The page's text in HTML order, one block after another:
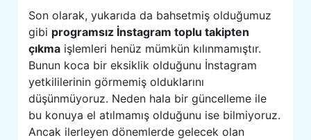
Son olarak, yukarıda da bahsetmiş olduğumuz
gibi programsız İnstagram toplu takipten
çıkma işlemleri henüz mümkün kılınmamıştır.
Bunun koca bir eksiklik olduğunu İnstagram
yetkililerinin görmemiş olduklarını
düşünmüyoruz. Neden hala bir güncelleme ile
bu konuya el atılmamış olduğunu ise bilmiyoruz.
Ancak ilerleyen dönemlerde gelecek olan